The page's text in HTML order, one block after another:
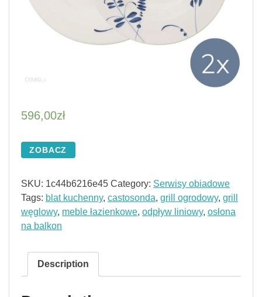
596,00zł
ZOBACZ
SKU: 1c44b6216e45 Category: Serwisy obiadowe
Tags: blat kuchenny, castosonda, grill ogrodowy, grill
węglowy, meble łazienkowe, odpływ liniowy, osłona
na balkon
Description